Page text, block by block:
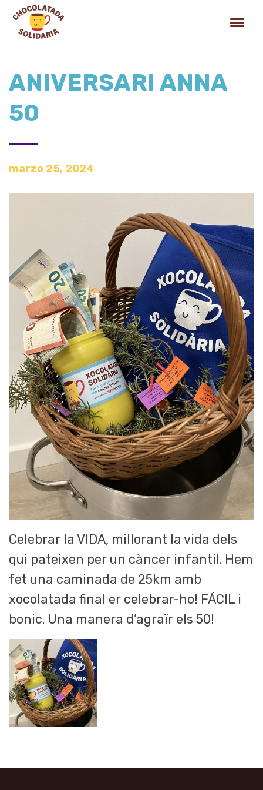
ANIVERSARI ANNA
50
marzo 25, 2024
Celebrar la VIDA, millorant la vida dels
qui pateixen per un càncer infantil. Hem
fet una caminada de 25km amb
xocolatada final er celebrar-ho! FÁCIL i
bonic. Una manera d’agraïr els 50!